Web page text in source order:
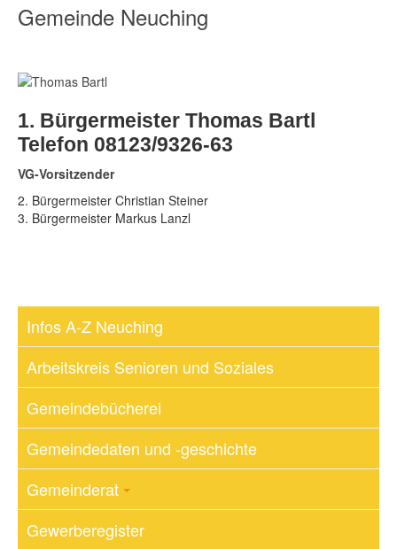
Gemeinde Neuching
1. Bürgermeister Thomas Bartl
Telefon 08123/9326-63
VG-Vorsitzender
2. Bürgermeister Christian Steiner
3. Bürgermeister Markus Lanzl
Infos A-Z Neuching
Arbeitskreis Senioren und Soziales
Gemeindebücherei
Gemeindedaten und -geschichte
Gemeinderat
Gewerberegister